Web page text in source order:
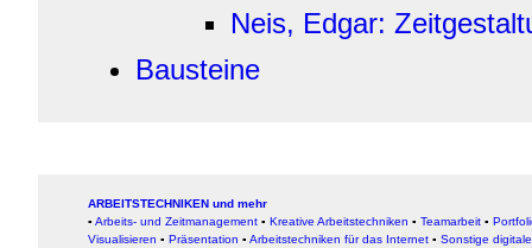
Neis, Edgar:
Bausteine
ARBEITSTECHNIKEN und mehr
▪ Arbeits- und Zeitmanagement ▪ Kreative Arbeitstechniken ▪ Teamarbeit ▪
Visualisieren ▪ Präsentation ▪ Arbeitstechniken für das Internet ▪ Sonstige